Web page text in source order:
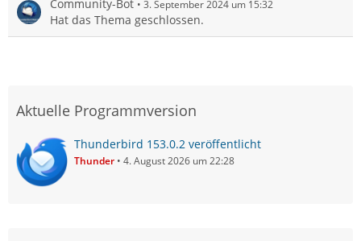
Community-Bot 3. September 2024 um 15:32
Hat das Thema geschlossen.
Aktuelle Programmversion
Thunderbird 153.0.2 veröffentlicht
Thunder 4. August 2026 um 22:28